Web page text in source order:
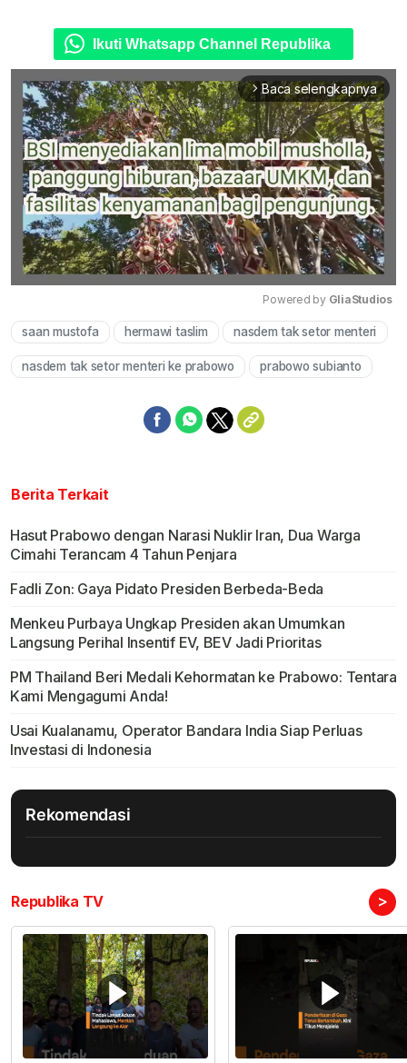
Ikuti Whatsapp Channel Republika
arrow_forward_ios Baca selengkapnya
Mute
Powered by GliaStudios
saan mustofa hermawi taslim nasdem tak setor menteri
nasdem tak setor menteri ke prabowo prabowo subianto
Berita Terkait
Hasut Prabowo dengan Narasi Nuklir Iran, Dua Warga
Cimahi Terancam 4 Tahun Penjara
Fadli Zon: Gaya Pidato Presiden Berbeda-Beda
Menkeu Purbaya Ungkap Presiden akan Umumkan
Langsung Perihal Insentif EV, BEV Jadi Prioritas
PM Thailand Beri Medali Kehormatan ke Prabowo: Tentara
Kami Mengagumi Anda!
Usai Kualanamu, Operator Bandara India Siap Perluas
Investasi di Indonesia
Rekomendasi
Republika TV >